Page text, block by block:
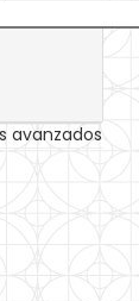
avanzados